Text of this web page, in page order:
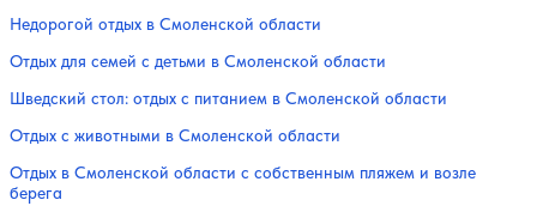
Недорогой отдых в Смоленской области
Отдых для семей с детьми в Смоленской области
Шведский стол: отдых с питанием в Смоленской области
Отдых с животными в Смоленской области
Отдых в Смоленской области с собственным пляжем и возле
берега